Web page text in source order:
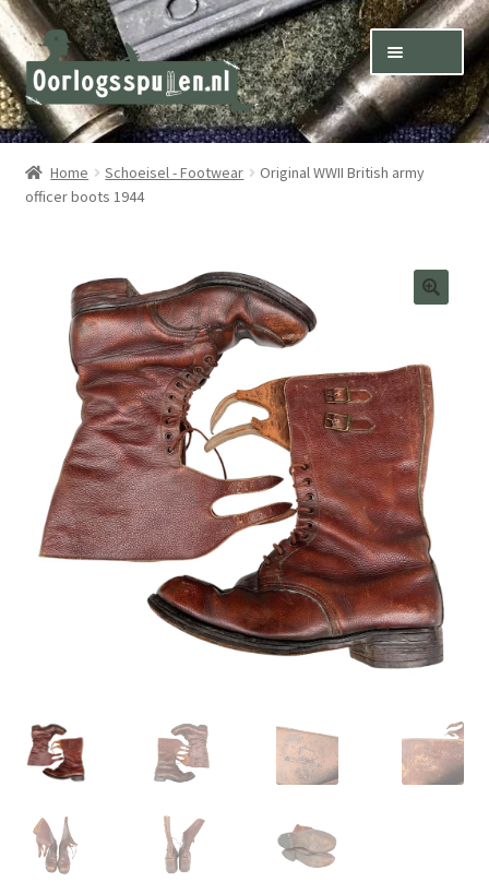
Skip
to
navigation
Skip
to
content
Winkel – Shop
Over ons – About us
Contact
Terms & Conditions – Shipping & Delivery
Home Schoeisel - Footwear
Original WWII British army
officer boots 1944